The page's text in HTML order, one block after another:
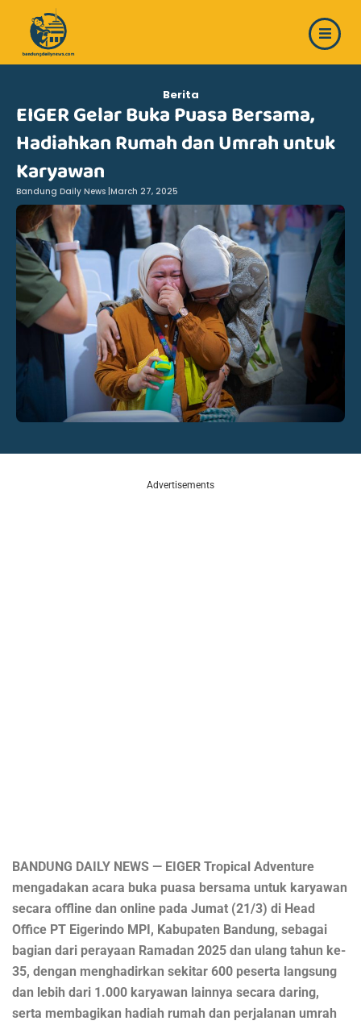
content
Berita
EIGER Gelar Buka Puasa Bersama,
Hadiahkan Rumah dan Umrah untuk
Karyawan
Bandung Daily News | March 27, 2025
Advertisements
BANDUNG DAILY NEWS — EIGER Tropical Adventure
mengadakan acara buka puasa bersama untuk karyawan
secara offline dan online pada Jumat (21/3) di Head
Office PT Eigerindo MPI, Kabupaten Bandung, sebagai
bagian dari perayaan Ramadan 2025 dan ulang tahun ke-
35, dengan menghadirkan sekitar 600 peserta langsung
dan lebih dari 1.000 karyawan lainnya secara daring,
serta membagikan hadiah rumah dan perjalanan umrah